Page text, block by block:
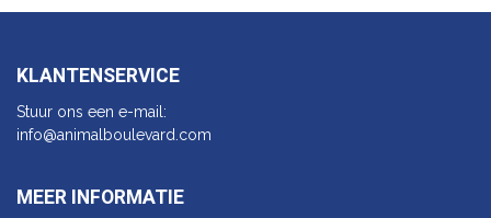
KLANTENSERVICE
Stuur ons een e-mail:
info@animalbo​ulevard.com
MEER INFORMATIE